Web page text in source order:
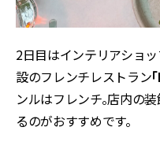
2日目はインテリアショ
設のフレンチレストラン
ンルはフレンチ。店内の
るのがおすすめです。